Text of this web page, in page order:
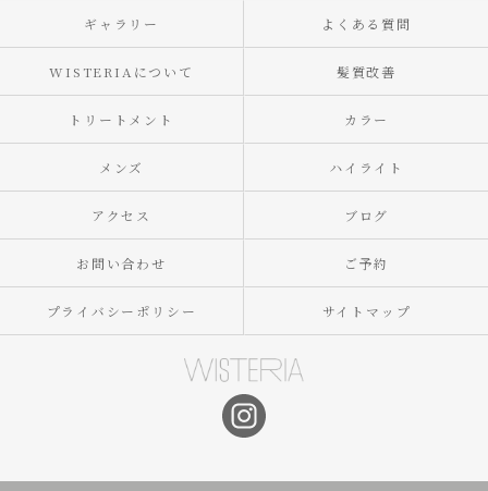
ギャラリー よくある質問
WISTERIAについて 髪質改善
トリートメント カラー
メンズ ハイライト
アクセス ブログ
お問い合わせ ご予約
プライバシーポリシー サイトマップ